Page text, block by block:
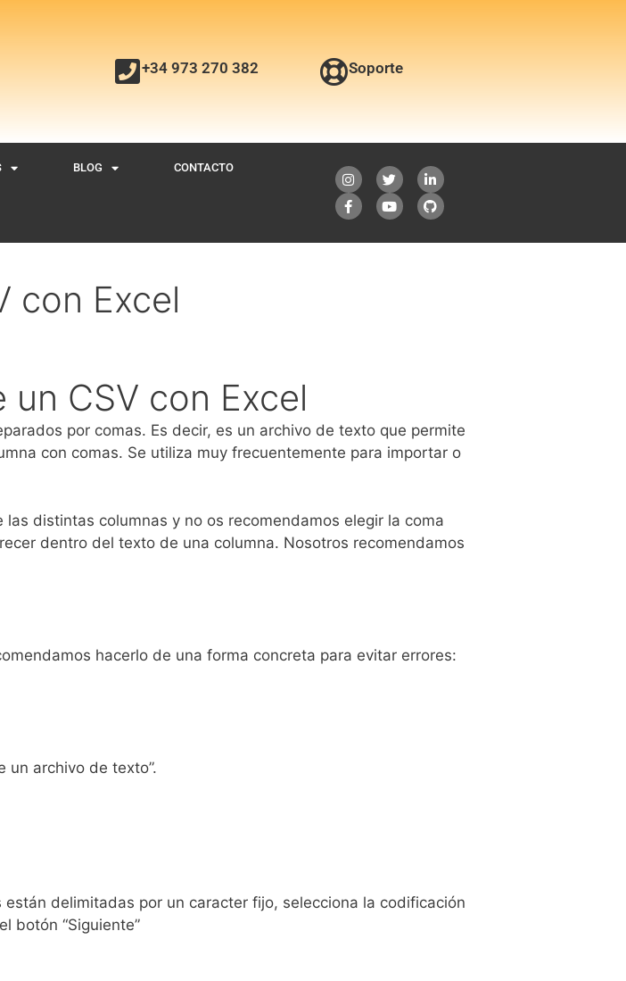
+34 973 270 382 Soporte
BLOG CONTACTO
con Excel
CSV con Excel
por comas. Es decir, es un archivo de texto que permite
con comas. Se utiliza muy frecuentemente para importar o
distintas columnas y no os recomendamos elegir la coma
dentro del texto de una columna. Nosotros recomendamos
hacerlo de una forma concreta para evitar errores:
un archivo de texto”.
delimitadas por un caracter fijo, selecciona la codificación
botón “Siguiente”